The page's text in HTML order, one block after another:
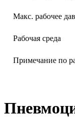
Макс. рабочее
Рабочая среда
Примечание по